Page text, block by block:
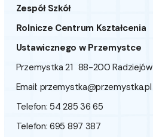
Zespół Szkół
Rolnicze Centrum Kształcenia
Ustawicznego w Przemystce
Przemystka 21 88-200 Radziejów
Email: przemystka@przemystka.pl
Telefon: 54 285 36 65
Telefon: 695 897 387